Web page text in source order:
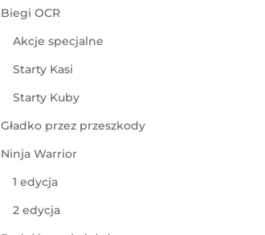
Biegi OCR
Akcje specjalne
Starty Kasi
Starty Kuby
Gładko przez przeszkody
Ninja Warrior
1 edycja
2 edycja